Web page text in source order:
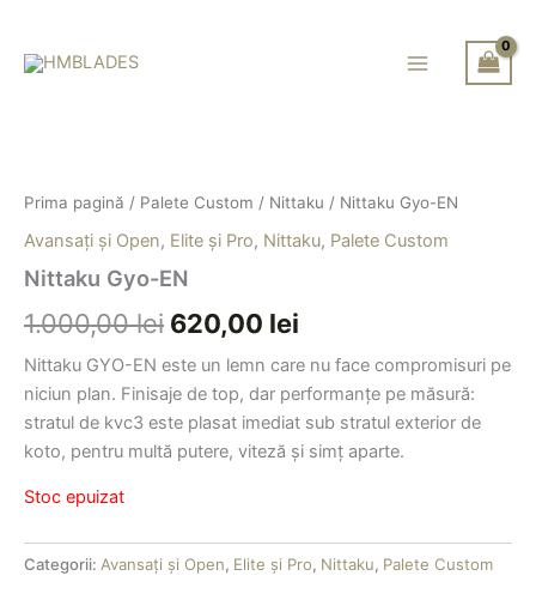
content
Prima pagină / Palete Custom / Nittaku / Nittaku Gyo-EN
Avansați și Open, Elite și Pro, Nittaku, Palete Custom
Nittaku Gyo-EN
1.000,00lei
inițial
a
fost:
1.000,00 lei.
620,00 lei
curent
este:
Nittaku GYO-EN este un lemn care nu face compromisuri pe
niciun plan. Finisaje de top, dar performanțe pe măsură:
stratul de kvc3 este plasat imediat sub stratul exterior de
koto, pentru multă putere, viteză și simț aparte.
Stoc epuizat
Categorii: Avansați și Open, Elite și Pro, Nittaku, Palete Custom